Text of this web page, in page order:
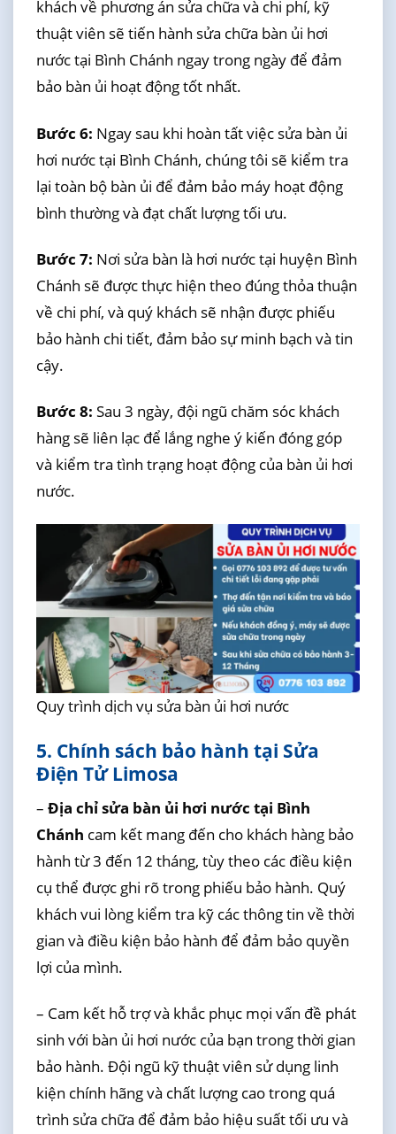
khách về phương án sửa chữa và chi phí, kỹ
thuật viên sẽ tiến hành sửa chữa bàn ủi hơi
nước tại Bình Chánh ngay trong ngày để đảm
bảo bàn ủi hoạt động tốt nhất.
Bước 6: Ngay sau khi hoàn tất việc sửa bàn ủi
hơi nước tại Bình Chánh, chúng tôi sẽ kiểm tra
lại toàn bộ bàn ủi để đảm bảo máy hoạt động
bình thường và đạt chất lượng tối ưu.
Bước 7: Nơi sửa bàn là hơi nước tại huyện Bình
Chánh sẽ được thực hiện theo đúng thỏa thuận
về chi phí, và quý khách sẽ nhận được phiếu
bảo hành chi tiết, đảm bảo sự minh bạch và tin
cậy.
Bước 8: Sau 3 ngày, đội ngũ chăm sóc khách
hàng sẽ liên lạc để lắng nghe ý kiến đóng góp
và kiểm tra tình trạng hoạt động của bàn ủi hơi
nước.
Quy trình dịch vụ sửa bàn ủi hơi nước
5. Chính sách bảo hành tại Sửa
Điện Tử Limosa
– Địa chỉ sửa bàn ủi hơi nước tại Bình
Chánh cam kết mang đến cho khách hàng bảo
hành từ 3 đến 12 tháng, tùy theo các điều kiện
cụ thể được ghi rõ trong phiếu bảo hành. Quý
khách vui lòng kiểm tra kỹ các thông tin về thời
gian và điều kiện bảo hành để đảm bảo quyền
lợi của mình.
– Cam kết hỗ trợ và khắc phục mọi vấn đề phát
sinh với bàn ủi hơi nước của bạn trong thời gian
bảo hành. Đội ngũ kỹ thuật viên sử dụng linh
kiện chính hãng và chất lượng cao trong quá
trình sửa chữa để đảm bảo hiệu suất tối ưu và